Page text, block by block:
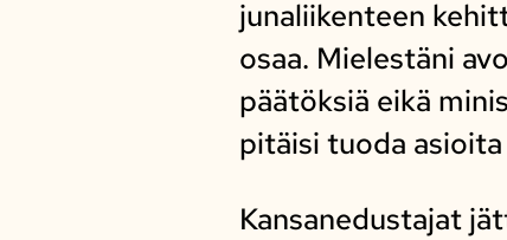
junaliikenteen
osaa. Mielestäni
päätöksiä eikä
pitäisi tuoda
Kansanedustajat